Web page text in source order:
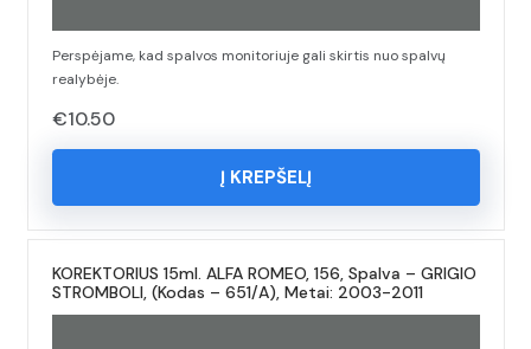
Perspėjame, kad spalvos monitoriuje gali skirtis nuo spalvų
realybėje.
€10.50
Į KREPŠELĮ
KOREKTORIUS 15ml. ALFA ROMEO, 156, Spalva – GRIGIO
STROMBOLI, (Kodas – 651/A), Metai: 2003-2011